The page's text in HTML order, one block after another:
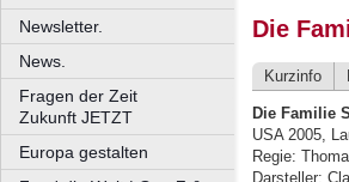
Newsletter.
News.
Fragen der Zeit
Zukunft JETZT
Europa gestalten
Die
Kurzinfo
Die Familie
USA 2005,
Regie:
Darsteller: